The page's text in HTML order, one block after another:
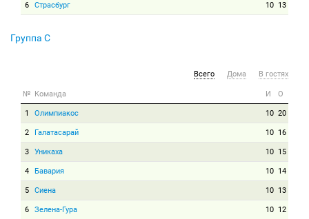
6 Страсбург 10 13
Группа C
Всего Дома В гостях
№ Команда И О
1 Олимпиакос 10 20
2 Галатасарай 10 16
3 Уникаха 10 15
4 Бавария 10 14
5 Сиена 10 13
6 Зелена-Гура 10 12